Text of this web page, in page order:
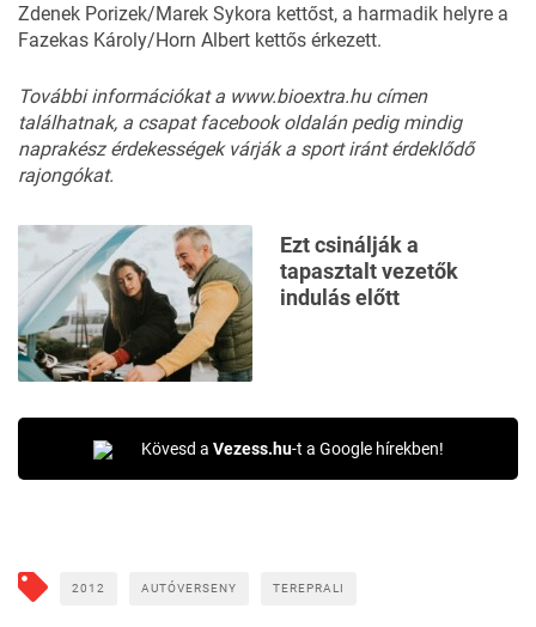
Zdenek Porizek/Marek Sykora kettőst, a harmadik helyre a
Fazekas Károly/Horn Albert kettős érkezett.
További információkat a www.bioextra.hucímen
találhatnak, a csapat facebook oldalánpedig mindig
naprakész érdekességek várják a sport iránt érdeklődő
rajongókat.
Ezt csinálják a
tapasztalt vezetők
indulás előtt
Kövesd a Vezess.hu-t a Google hírekben!
2012 AUTÓVERSENY TEREPRALI